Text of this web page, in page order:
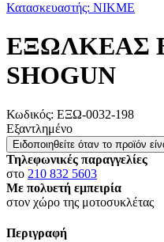
Κατασκευαστής: NIKME
ΕΞΩΛΚΕΑΣ
SHOGUN
Κωδικός: ΕΞΩ-0032-198
Εξαντλημένο
Ειδοποιηθείτε όταν το προϊόν
Τηλεφωνικές παραγγελίες
στο 210 832 5603
Με πολυετή εμπειρία
στον χώρο της μοτοσυκλέτας
Περιγραφή